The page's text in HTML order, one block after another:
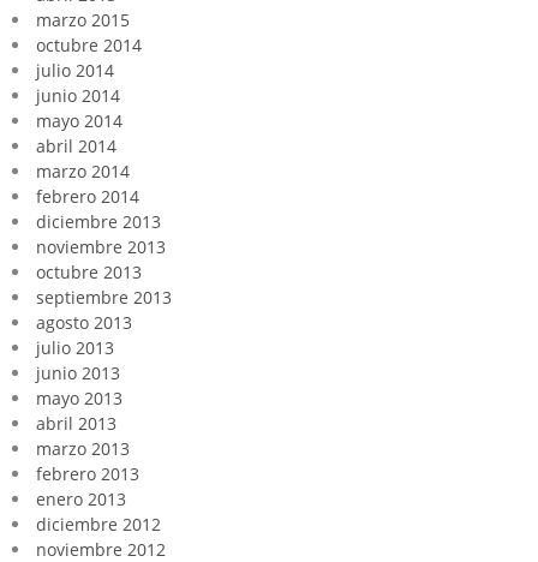
marzo 2015
octubre 2014
julio 2014
junio 2014
mayo 2014
abril 2014
marzo 2014
febrero 2014
diciembre 2013
noviembre 2013
octubre 2013
septiembre 2013
agosto 2013
julio 2013
junio 2013
mayo 2013
abril 2013
marzo 2013
febrero 2013
enero 2013
diciembre 2012
noviembre 2012